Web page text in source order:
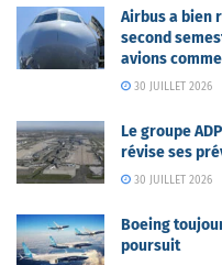
Airbus a bien
second
avions
30 JUILLET 2026
Le groupe
révise ses
30 JUILLET 2026
Boeing
poursuit